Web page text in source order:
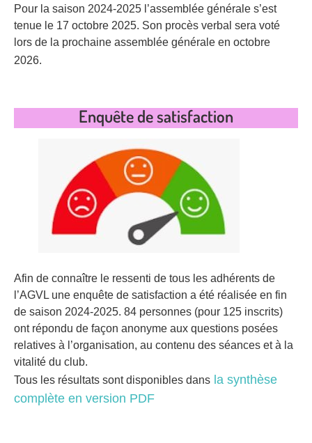
Pour la saison 2024-2025 l’assemblée générale s’est
tenue le 17 octobre 2025. Son procès verbal sera voté
lors de la prochaine assemblée générale en octobre
2026.
Enquête de satisfaction
Afin de connaître le ressenti de tous les adhérents de
l’AGVL une enquête de satisfaction a été réalisée en fin
de saison 2024-2025. 84 personnes (pour 125 inscrits)
ont répondu de façon anonyme aux questions posées
relatives à l’organisation, au contenu des séances et à la
vitalité du club.
Tous les résultats sont disponibles dans la synthèse
complète en version PDF